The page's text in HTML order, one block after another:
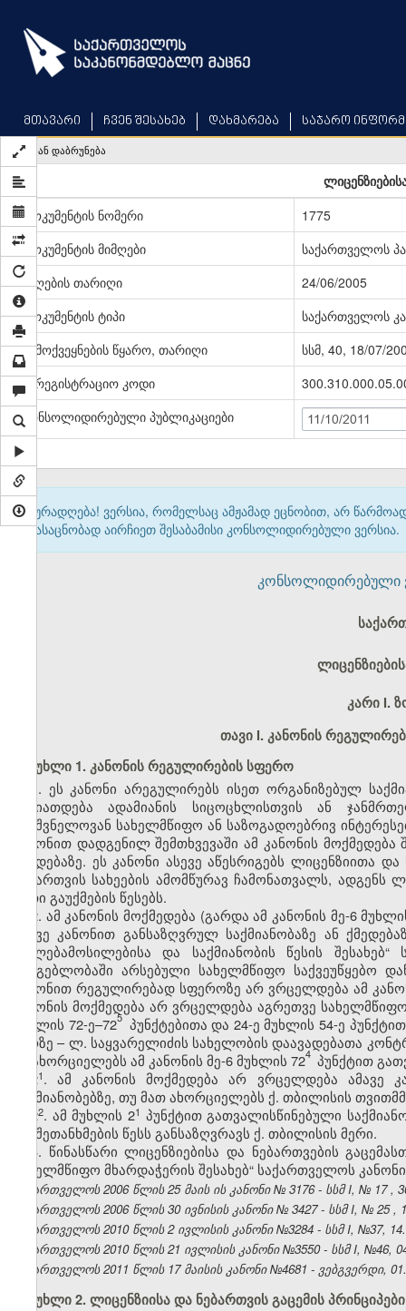
main
content
მთავარი ჩვენ შესახებ დახმარება საჯარო
უკან დაბრუნება
დოკუმენტის ნომერი
1775
დოკუმენტის მიმღები
საქართველოს
მიღების თარიღი
24/06/2005
დოკუმენტის ტიპი
საქართველოს
გამოქვეყნების წყარო, თარიღი
სსმ, 40, 18/07/
სარეგისტრაციო კოდი
კონსოლიდირებული პუბლიკაციები
11/10/2011
ყურადღება! ვერსია, რომელსაც ამჟამად ეცნობით, არ
გასაცნობად აირჩიეთ შესაბამისი კონსოლიდირებული ვერსია.
კონსოლიდირებული
კარი I.
თავი I. კანონის
მუხლი 1. კანონის რეგულირების სფერო
1. ეს კანონი არეგულირებს ისეთ ორგანიზებულ
ხასიათდება ადამიანის სიცოცხლისთვის ან
მნიშვნელოვან სახელმწიფო ან საზოგადოებრივ
კანონით დადგენილ შემთხვევაში ამ კანონის
ქმედებაზე. ეს კანონი ასევე აწესრიგებს
ნებართვის სახეების ამომწურავ ჩამონათვალს,
მათი გაუქმების წესებს.
2. ამ კანონის მოქმედება (გარდა ამ კანონის მე-6
ამავე კანონით განსაზღვრულ საქმიანობაზე ან
უფლებამოსილებისა და საქმიანობის წესის
გამგებლობაში არსებული სახელმწიფო საქვეუწყებო
კანონით რეგულირებად სფეროზე არ ვრცელდება ამ
კანონის მოქმედება არ ვრცელდება აგრეთვე
მუხლის 72-ე–725 პუნქტებითა და 24-ე მუხლის 54-ე
პირზე – ლ. საყვარელიძის სახელობის დაავადებათა
ის ახორციელებს ამ კანონის მე-6 მუხლის 724 პუნქტით
2​1. ამ კანონის მოქმედება არ ვრცელდება ამავე
საქმიანობებზე, თუ მათ ახორციელებს ქ. თბილისის
2​2. ამ მუხლის 2​1 პუნქტით გათვალისწინებული
და შეთანხმების წესს განსაზღვრავს ქ. თბილისის მერი.
3. წინასწარი ლიცენზიებისა და ნებართვების
სახელმწიფო მხარდაჭერის შესახებ“ საქართველოს
საქართველოს 2006 წლის 25 მაის ის კანონი № 3176 - სსმ I, № 17 ,
საქართველოს 2006 წლის 30 ივნისის კანონი № 3427 - სსმ I, № 25 ,
საქართველოს 2010 წლის 2 ივლისის კანონი №3284 - სსმ I, №37,
საქართველოს 2010 წლის 21 ივლისის კანონი №3550 - სსმ I, №46,
საქართველოს 2011 წლის 17 მაისის კანონი №4681 - ვებგვერდი,
მუხლი 2. ლიცენზიისა და ნებართვის გაცემის პრინციპები